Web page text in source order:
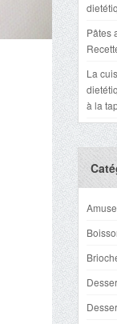
Pâtes
La
à la